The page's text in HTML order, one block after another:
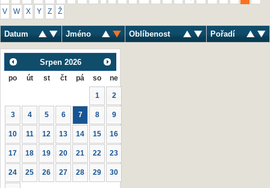
V W X Y Z Ž
Datum Jméno Oblíbenost Pořadí
Srpen 2026
po út st čt pá so ne
1 2
3 4 5 6 7 8 9
10 11 12 13 14 15 16
17 18 19 20 21 22 23
24 25 26 27 28 29 30